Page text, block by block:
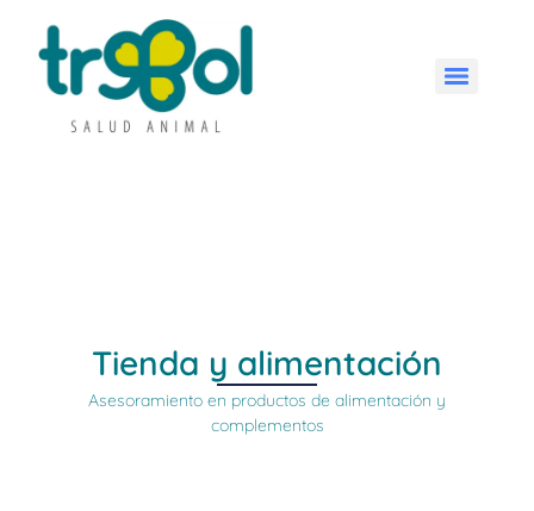
Tienda y alimentación
Asesoramiento en productos de alimentación y
complementos